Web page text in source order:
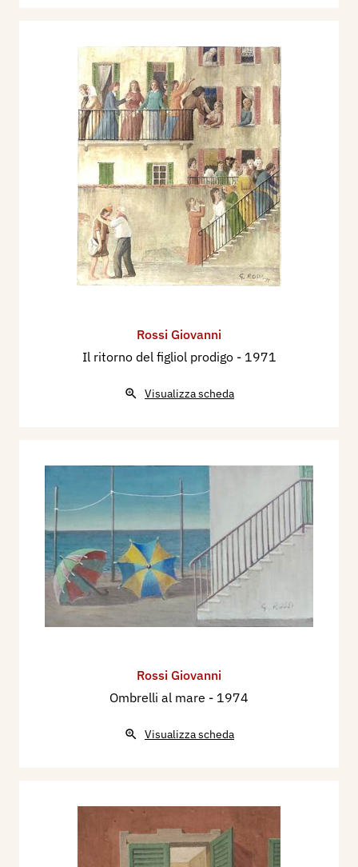
Rossi Giovanni
Il ritorno del figliol prodigo - 1971
Visualizza scheda
Rossi Giovanni
Ombrelli al mare - 1974
Visualizza scheda